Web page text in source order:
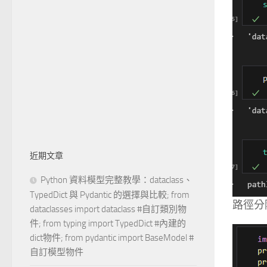
路徑分
近期文章
Python 資料模型完整教學：dataclass、
TypedDict 與 Pydantic 的選擇與比較; from
dataclasses import dataclass #自訂類別物
件; from typing import TypedDict #內建的
dict物件; from pydantic import BaseModel #
自訂模型物件